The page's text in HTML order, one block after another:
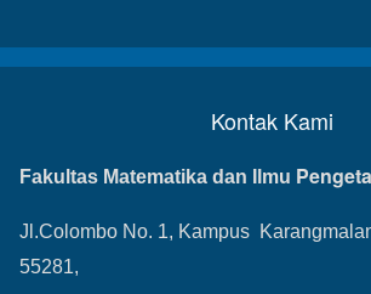
Kontak Kami
Fakultas Matematika dan Ilmu
Jl.Colombo No. 1, Kampus
55281,